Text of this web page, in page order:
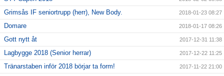
Grimsås IF seniortrupp (herr), New Body. 2018-01-23 08:27
Domare 2018-01-17 08:26
Gott nytt åt 2017-12-31 11:38
Lagbygge 2018 (Senior herrar) 2017-12-22 11:25
Tränarstaben inför 2018 börjar ta form! 2017-11-22 21:00